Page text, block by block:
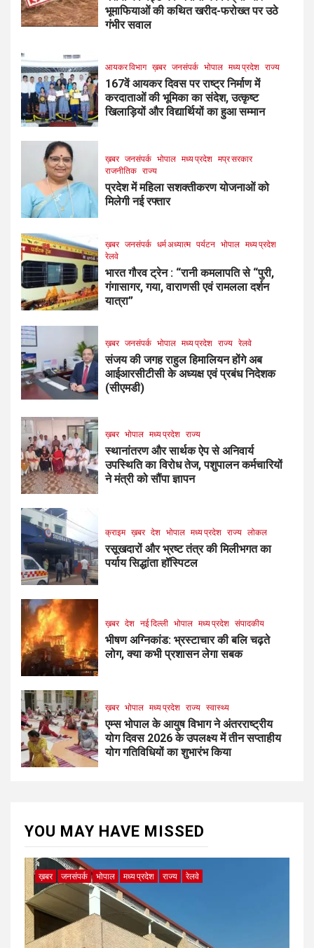
भूमाफियाओं की कथित खरीद-फरोख्त पर उठे
गंभीर सवाल
आयकर विभाग ख़बर जनसंपर्क भोपाल मध्य प्रदेश राज्य
167वें आयकर दिवस पर राष्ट्र निर्माण में
करदाताओं की भूमिका का संदेश, उत्कृष्ट
खिलाड़ियों और विद्यार्थियों का हुआ सम्मान
ख़बर जनसंपर्क भोपाल मध्य प्रदेश मप्र सरकार
राजनीतिक राज्य
प्रदेश में महिला सशक्तीकरण योजनाओं को
मिलेगी नई रफ्तार
ख़बर जनसंपर्क धर्म अध्यात्म पर्यटन भोपाल मध्य प्रदेश
रेलवे
भारत गौरव ट्रेन : “रानी कमलापति से “पुरी,
गंगासागर, गया, वाराणसी एवं रामलला दर्शन
यात्रा”
ख़बर जनसंपर्क भोपाल मध्य प्रदेश राज्य रेलवे
संजय की जगह राहुल हिमालियन होंगे अब
आईआरसीटीसी के अध्यक्ष एवं प्रबंध निदेशक
(सीएमडी)
ख़बर भोपाल मध्य प्रदेश राज्य
स्थानांतरण और सार्थक ऐप से अनिवार्य
उपस्थिति का विरोध तेज, पशुपालन कर्मचारियों
ने मंत्री को सौंपा ज्ञापन
क्राइम ख़बर देश भोपाल मध्य प्रदेश राज्य लोकल
रसूखदारों और भ्रष्ट तंत्र की मिलीभगत का
पर्याय सिद्धांता हॉस्पिटल
ख़बर देश नई दिल्ली भोपाल मध्य प्रदेश संपादकीय
भीषण अग्निकांड: भ्रस्टाचार की बलि चढ़ते
लोग, क्या कभी प्रशासन लेगा सबक
ख़बर भोपाल मध्य प्रदेश राज्य स्वास्थ्य
एम्स भोपाल के आयुष विभाग ने अंतरराष्ट्रीय
योग दिवस 2026 के उपलक्ष्य में तीन सप्ताहीय
योग गतिविधियों का शुभारंभ किया
YOU MAY HAVE MISSED
ख़बर जनसंपर्क भोपाल मध्य प्रदेश राज्य रेलवे